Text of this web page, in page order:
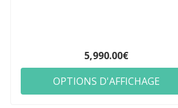
5,990.00€
OPTIONS D'AFFICHAGE